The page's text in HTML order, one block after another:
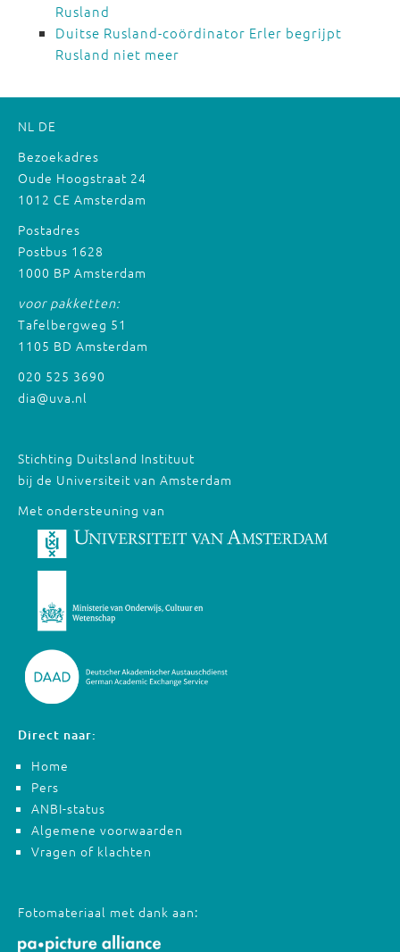
Rusland
Duitse Rusland-coördinator Erler begrijpt
Rusland niet meer
NL DE
Bezoekadres
Oude Hoogstraat 24
1012 CE Amsterdam
Postadres
Postbus 1628
1000 BP Amsterdam
voor pakketten:
Tafelbergweg 51
1105 BD Amsterdam
020 525 3690
dia@uva.nl
Stichting Duitsland Instituut
bij de Universiteit van Amsterdam
Met ondersteuning van
Direct naar:
Home
Pers
ANBI-status
Algemene voorwaarden
Vragen of klachten
Fotomateriaal met dank aan: